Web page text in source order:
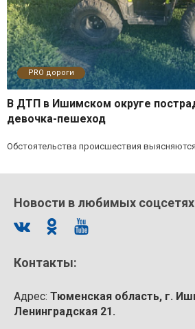
PRO дороги
В ДТП в Ишимском округе
девочка-пешеход
Обстоятельства происшествия выясняются
Новости в любимых
Контакты:
Адрес: Тюменская область, г.
Ленинградская 21.